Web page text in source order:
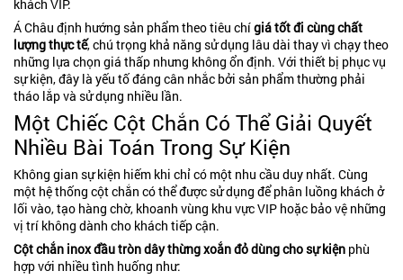
khách VIP.
Á Châu định hướng sản phẩm theo tiêu chígiá tốt đi cùng chất
lượng thực tế, chú trọng khả năng sử dụng lâu dài thay vì chạy theo
những lựa chọn giá thấp nhưng không ổn định. Với thiết bị phục vụ
sự kiện, đây là yếu tố đáng cân nhắc bởi sản phẩm thường phải
tháo lắp và sử dụng nhiều lần.
Một Chiếc Cột Chắn Có Thể Giải Quyết
Nhiều Bài Toán Trong Sự Kiện
Không gian sự kiện hiếm khi chỉ có một nhu cầu duy nhất. Cùng
một hệ thống cột chắn có thể được sử dụng để phân luồng khách ở
lối vào, tạo hàng chờ, khoanh vùng khu vực VIP hoặc bảo vệ những
vị trí không dành cho khách tiếp cận.
Cột chắn inox đầu tròn dây thừng xoắn đỏ dùng cho sự kiện phù
hợp với nhiều tình huống như: